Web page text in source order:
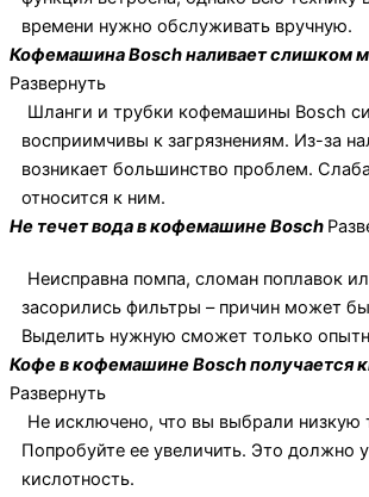
времени нужно обслуживать вручную.
Кофемашина Bosch наливает слишком
Развернуть
Шланги и трубки кофемашины Bosch
восприимчивы к загрязнениям. Из-за
возникает большинство проблем.
относится к ним.
Не течет вода в кофемашине Bosch
Неисправна помпа, сломан поплавок
засорились фильтры – причин может
Выделить нужную сможет только
Кофе в кофемашине Bosch получается
Развернуть
Не исключено, что вы выбрали низкую
Попробуйте ее увеличить. Это должно
кислотность.